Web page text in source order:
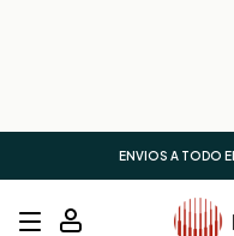
ENVIOS A TODO